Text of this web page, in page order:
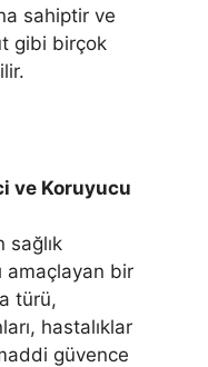
sahiptir ve
gibi birçok
ve Koruyucu
sağlık
amaçlayan bir
türü,
hastalıklar
güvence